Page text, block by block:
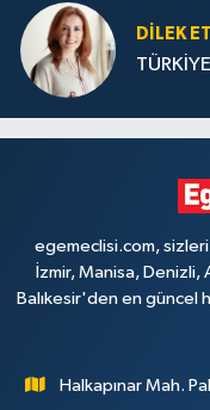
DILEK
egemeclisi.com,
İzmir, Manisa, Denizli,
Balıkesir'den en güncel
Halkapınar Mah.